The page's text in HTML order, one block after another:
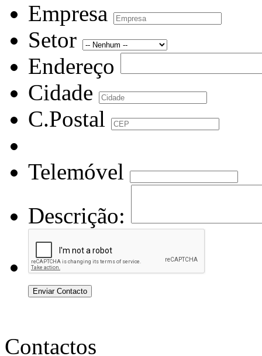
Empresa
Setor
Endereço
Cidade
C.Postal
Telemóvel
Descrição:
Enviar Contacto
Contactos